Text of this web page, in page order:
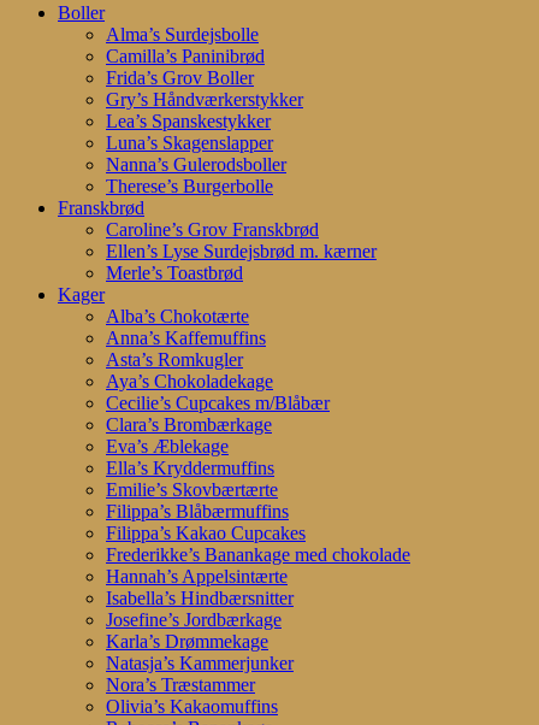
search
account
Menu
Boller
Alma’s Surdejsbolle
Camilla’s Paninibrød
Frida’s Grov Boller
Gry’s Håndværkerstykker
Lea’s Spanskestykker
Luna’s Skagenslapper
Nanna’s Gulerodsboller
Therese’s Burgerbolle
Franskbrød
Caroline’s Grov Franskbrød
Ellen’s Lyse Surdejsbrød m. kærner
Merle’s Toastbrød
Kager
Alba’s Chokotærte
Anna’s Kaffemuffins
Asta’s Romkugler
Aya’s Chokoladekage
Cecilie’s Cupcakes m/Blåbær
Clara’s Brombærkage
Eva’s Æblekage
Ella’s Kryddermuffins
Emilie’s Skovbærtærte
Filippa’s Blåbærmuffins
Filippa’s Kakao Cupcakes
Frederikke’s Banankage med chokolade
Hannah’s Appelsintærte
Isabella’s Hindbærsnitter
Josefine’s Jordbærkage
Karla’s Drømmekage
Natasja’s Kammerjunker
Nora’s Træstammer
Olivia’s Kakaomuffins